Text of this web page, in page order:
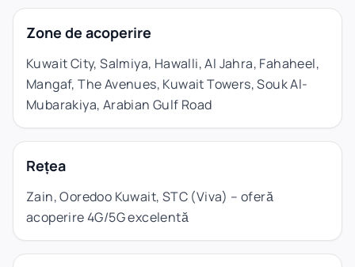
Zone de acoperire
Kuwait City, Salmiya, Hawalli, Al Jahra, Fahaheel,
Mangaf, The Avenues, Kuwait Towers, Souk Al-
Mubarakiya, Arabian Gulf Road
Rețea
Zain, Ooredoo Kuwait, STC (Viva) – oferă
acoperire 4G/5G excelentă